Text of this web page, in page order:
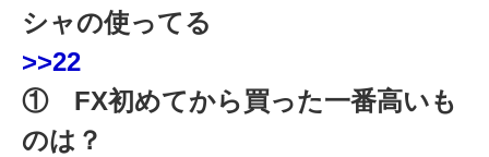
シャの使ってる
>>22
① FX初めてから買った一番高いも
のは？